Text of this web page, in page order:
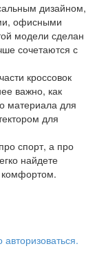
дизайном,
офисными
модели сделан
сочетаются с
кроссовок
важно, как
материала для
для
спорт, а про
найдете